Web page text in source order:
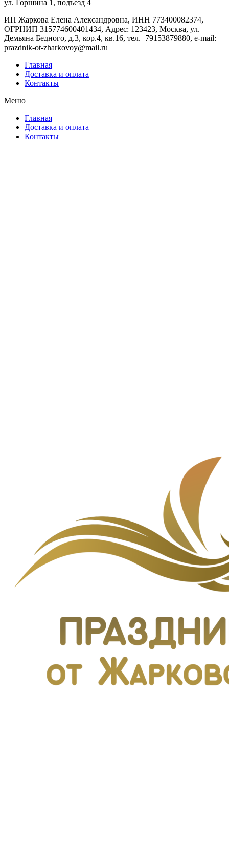
ул. Горшина 1, подъезд 4
ИП Жаркова Елена Александровна, ИНН 773400082374,
ОГРНИП 315774600401434, Адрес: 123423, Москва, ул.
Демьяна Бедного, д.3, кор.4, кв.16, тел.+79153879880, e-mail:
prazdnik-ot-zharkovoy@mail.ru
Главная
Доставка и оплата
Контакты
Меню
Главная
Доставка и оплата
Контакты